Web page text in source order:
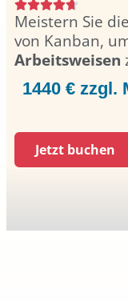
Meistern Sie
von Kanban,
Arbeitsweisen
1440 € zzgl.
Jetzt buchen